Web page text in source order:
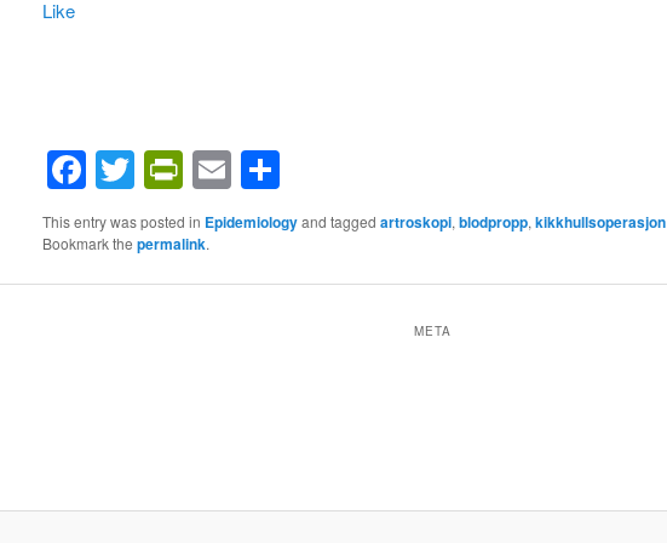
Like
Facebook
Twitter
PrintFriendly
EmailShare
This entry was posted in Epidemiologyand tagged artroskopi, blodpropp, kikkhullsoperasjon
Bookmark the permalink.
META